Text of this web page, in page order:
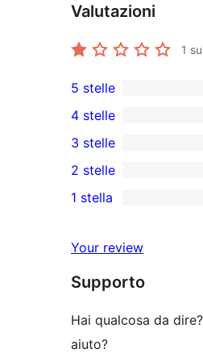
Valutazioni
1
0
recensioni
a
5-
stelle
5 stelle
recensioni
a
4-
4 stelle
0
recensioni
a
stelle
3 stelle
recensioni
2-
stelle
2 stelle
recensioni
a
1 stella
Your review
Supporto
Hai qualcosa da
aiuto?